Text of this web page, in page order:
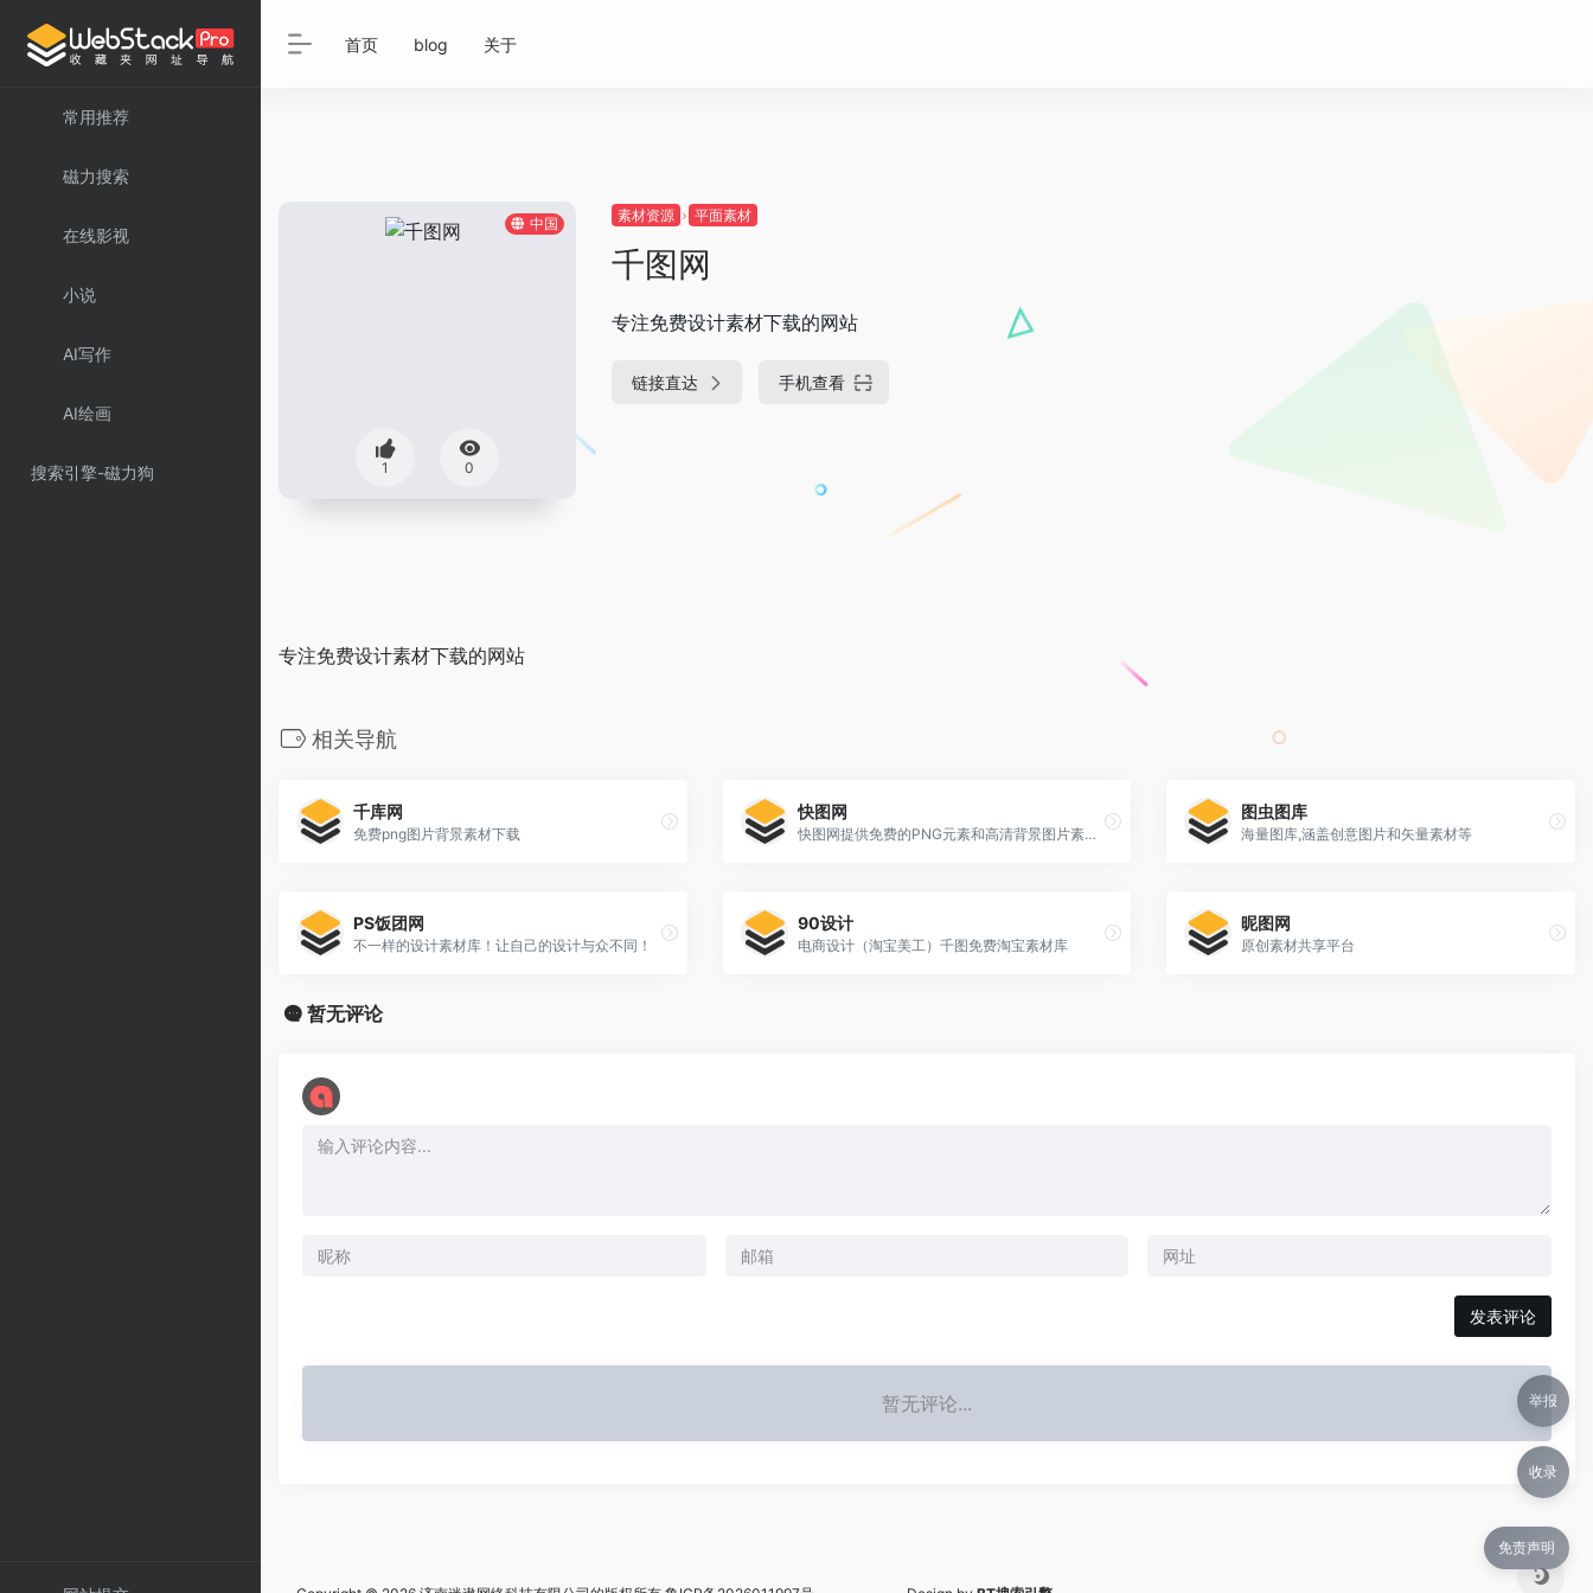
常用推荐
磁力搜索
在线影视
小说
AI写作
AI绘画
搜索引擎-磁力狗
首页 blog 关于
中国
1 0
素材资源 平面素材
千图网
专注免费设计素材下载的网站
链接直达 手机查看
专注免费设计素材下载的网站
相关导航
千库网
免费png图片背景素材下载
快图网
快图网提供免费的PNG元素和高清背景图片素材免费下载
图虫图库
海量图库,涵盖创意图片和矢量素材等
PS饭团网
不一样的设计素材库！让自己的设计与众不同！
90设计
电商设计（淘宝美工）千图免费淘宝素材库
昵图网
原创素材共享平台
暂无评论
暂无评论...
免责声明
举报
收录